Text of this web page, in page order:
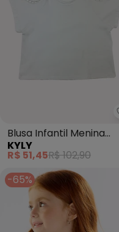
Blusa Infantil Menina
Bordado (Branco)
KYLY
R$ 51,45R$ 102,90
-65%